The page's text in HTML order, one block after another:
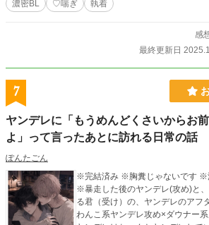
濃密BL
♡喘ぎ 執着
感
最終更新日
7
ヤンデレに「もうめんどくさいからお
よ」って言ったあとに訪れる日常の話
ぽんたごん
※完結済み ※胸糞じゃないです ※派手な事件は起きません
※暴走した後のヤンデレ(攻め)と
る君（受け）の、ヤンデレのアフター
わんこ系ヤンデレ攻め×ダウナー系